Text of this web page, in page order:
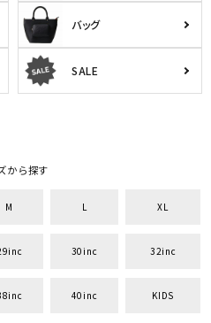
バッグ
SALE
から探す
M L XL
30inc 32inc
40inc KIDS